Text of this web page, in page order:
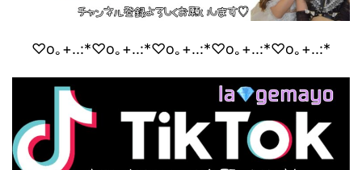
♡o｡+..:*♡o｡+..:*♡o｡+..:*♡o｡+..:*♡o｡+..:*